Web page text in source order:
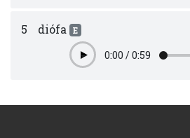
5 diófa E
Play0:00 /0:59